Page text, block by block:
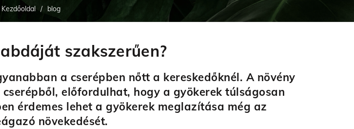
Kezdőoldal blog
szakszerűen?
a cserépben nőtt a kereskedőknél. A növény
előfordulhat, hogy a gyökerek túlságosan
érdemes lehet a gyökerek meglazítása még az
növekedését.